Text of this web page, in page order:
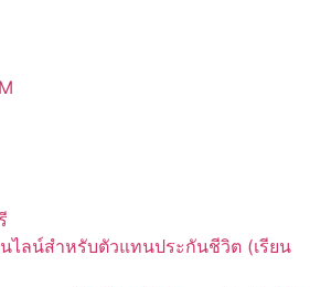
ไลน์สำหรับตัวแทนประกันชีวิต (เรียน